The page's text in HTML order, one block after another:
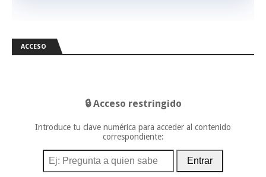
ACCESO
🔒 Acceso restringido
Introduce tu clave numérica para acceder al contenido
correspondiente:
Entrar